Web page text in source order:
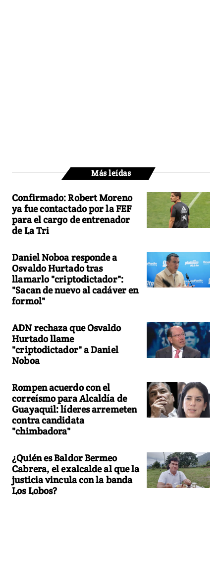
Más leídas
Confirmado: Robert Moreno
ya fue contactado por la FEF
para el cargo de entrenador
de La Tri
Daniel Noboa responde a
Osvaldo Hurtado tras
llamarlo "criptodictador":
"Sacan de nuevo al cadáver en
formol"
ADN rechaza que Osvaldo
Hurtado llame
"criptodictador" a Daniel
Noboa
Rompen acuerdo con el
correísmo para Alcaldía de
Guayaquil: líderes arremeten
contra candidata
"chimbadora"
¿Quién es Baldor Bermeo
Cabrera, el exalcalde al que la
justicia vincula con la banda
Los Lobos?